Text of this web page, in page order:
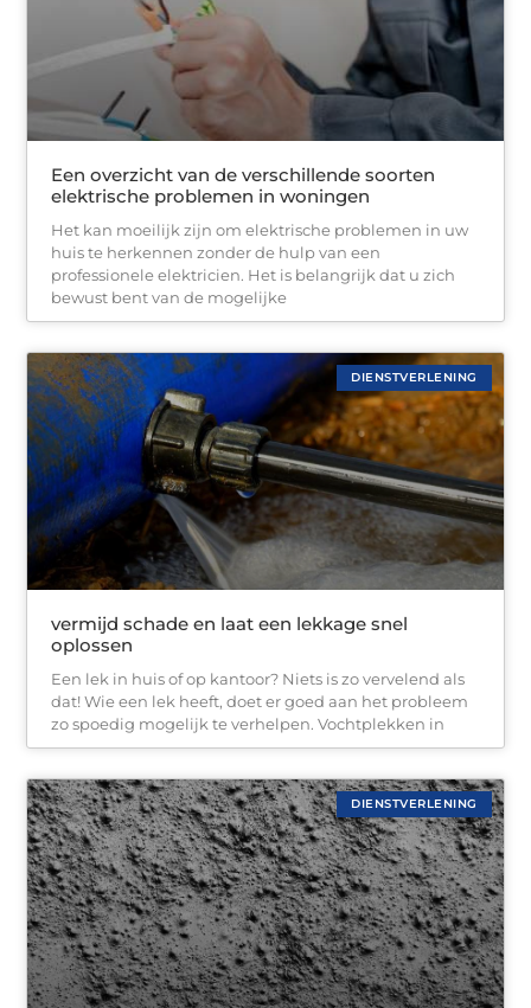
Een overzicht van de verschillende soorten
elektrische problemen in woningen
Het kan moeilijk zijn om elektrische problemen in uw
huis te herkennen zonder de hulp van een
professionele elektricien. Het is belangrijk dat u zich
bewust bent van de mogelijke
DIENSTVERLENING
vermijd schade en laat een lekkage snel
oplossen
Een lek in huis of op kantoor? Niets is zo vervelend als
dat! Wie een lek heeft, doet er goed aan het probleem
zo spoedig mogelijk te verhelpen. Vochtplekken in
DIENSTVERLENING